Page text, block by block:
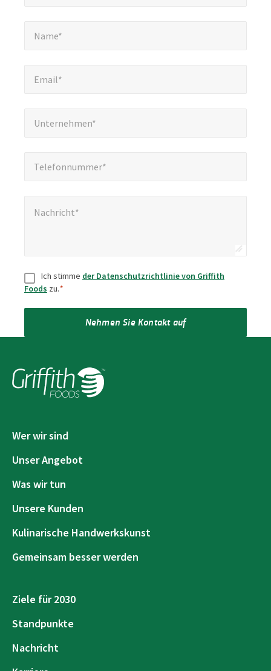
Name*
Email*
Unternehmen*
Telefonnummer*
Nachricht*
Zustimmung
Ich stimme der Datenschutzrichtlinie von Griffith
Foods zu.*
Nehmen Sie Kontakt auf
Wer wir sind
Unser Angebot
Was wir tun
Unsere Kunden
Kulinarische Handwerkskunst
Gemeinsam besser werden
Ziele für 2030
Standpunkte
Nachricht